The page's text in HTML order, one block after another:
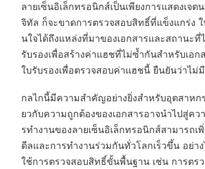
ลายเซ็นอิเล็กทรอนิกส์เป็นเพียงการแสดงเ
จิทัล ก็จะขาดการตรวจสอบสิทธิ์ที่แข็งแกร่ง
นใจได้ถึงแหล่งที่มาของเอกสารและสถานะ
รับรองเพื่อสร้างค่าแฮชที่ไม่ซ้ำกันสำหรับเอ
ใบรับรองเพื่อตรวจสอบค่าแฮชนี้ ยืนยันว่าไม่
กลไกนี้มีความสำคัญอย่างยิ่งสำหรับอุตสาหก
ยวกับความถูกต้องของเอกสารอาจนำไปสู่ค
รทำงานของลายเซ็นอิเล็กทรอนิกส์สามารถ
ดีลและการทำงานร่วมกันทั่วโลกเร็วขึ้น อย่า
ใช้การตรวจสอบสิทธิ์ขั้นพื้นฐาน เช่น การตร